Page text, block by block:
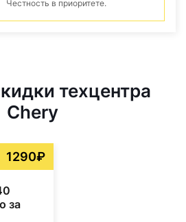
Честность в приоритете.
техцентра
Chery
1290₽
за